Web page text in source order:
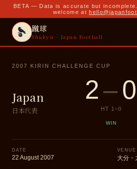
BETA — Data is accurate but
welcome at
蹴球
Shukyu · Japan Football
2007 KIRIN CHALLENGE CUP
Japan
日本代表
2–0
HT 1 –0
WIN
DATE
22 August 2007
VENUE
大分・